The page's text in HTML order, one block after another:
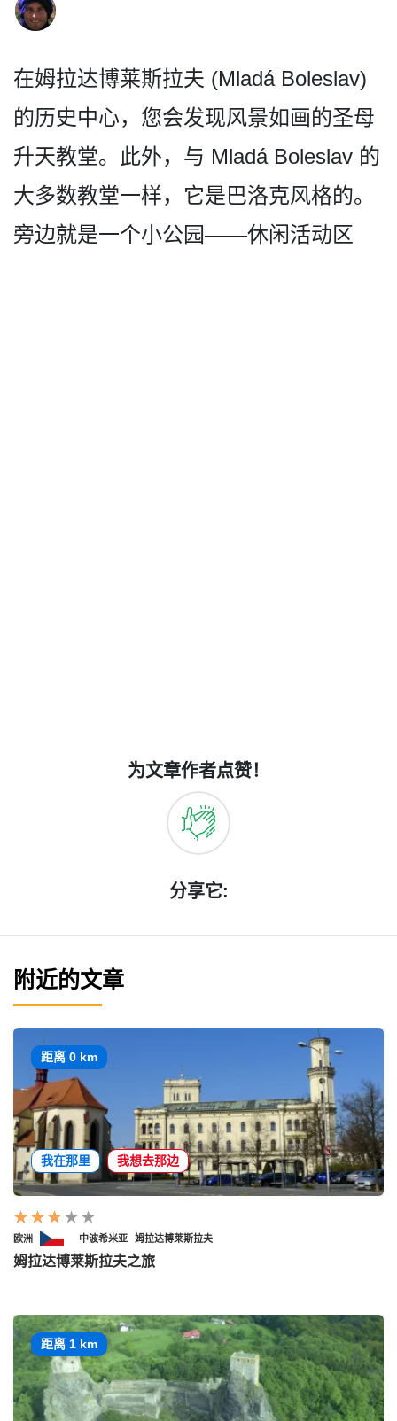
在姆拉达博莱斯拉夫 (Mladá Boleslav)
的历史中心，您会发现风景如­画的圣母
升天教堂。此外，与 Mladá Boleslav 的
大多数教堂一样，它是巴洛­克风格的。
旁边就是一个小公园——休闲活动区
为文章作者点赞！
分享它:
附近的文章
距离 0 km
我在那里 我想去那边
欧洲 中波希米亚 姆拉达博莱斯拉夫
姆拉达博莱斯拉夫之旅
距离 1 km